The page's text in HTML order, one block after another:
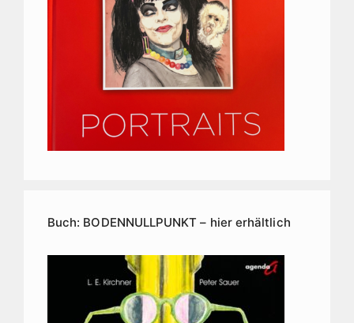
Buch: BODENNULLPUNKT – hier erhältlich